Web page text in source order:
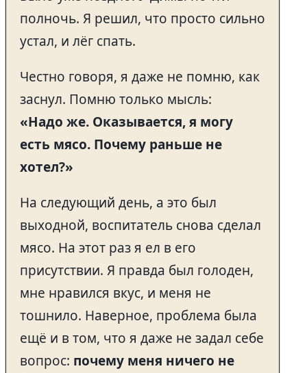
полночь. Я решил, что просто сильно
устал, и лёг спать.
Честно говоря, я даже не помню, как
заснул. Помню только мысль:
«Надо же. Оказывается, я могу
есть мясо. Почему раньше не
хотел?»
На следующий день, а это был
выходной, воспитатель снова сделал
мясо. На этот раз я ел в его
присутствии. Я правда был голоден,
мне нравился вкус, и меня не
тошнило. Наверное, проблема была
ещё и в том, что я даже не задал себе
вопрос: почему меня ничего не